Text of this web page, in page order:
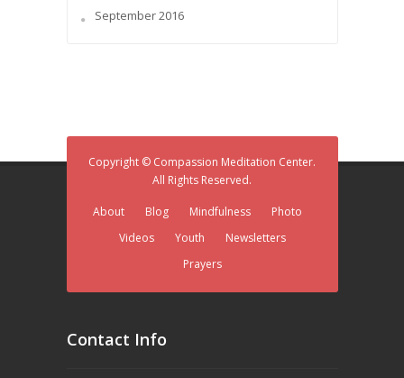
September 2016
Copyright © Compassion Meditation Center.
All Rights Reserved.
About Blog Mindfulness
Photo
Videos
Youth
Newsletters
Prayers
Contact Info